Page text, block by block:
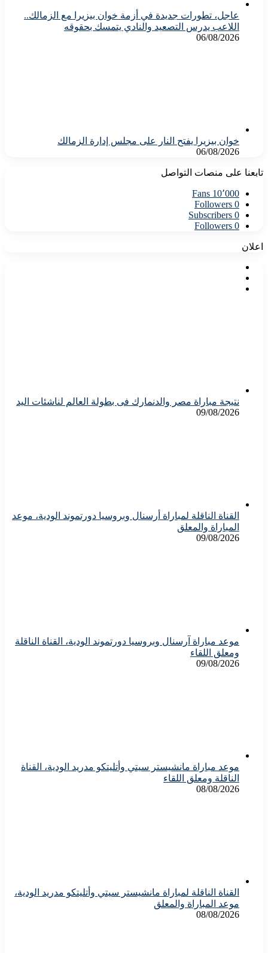
عاجل، تطورات جديدة في أزمة خوان بيزيرا مع الزمالك..
اللاعب يدرس التصعيد والنادي يتمسك بحقوقه
06/08/2026
خوان بيزيرا يفتح النار على مجلس إدارة الزمالك
06/08/2026
تابعنا على منصات التواصل
10٬000 Fans
0
Followers
0
Subscribers
0
Followers
اعلان
نتيجة مباراة مصر والدنمارك فى بطولة العالم لناشئات اليد
09/08/2026
القناة الناقلة لمباراة أرسنال وبروسيا دورتموند الودية، موعد
المباراة والمعلق
09/08/2026
موعد مباراة آرسنال وبروسيا دورتموند الودية، القناة الناقلة
ومعلق اللقاء
09/08/2026
موعد مباراة مانشيستر سيتي وأتليتكو مدريد الودية، القناة
الناقلة ومعلق اللقاء
08/08/2026
القناة الناقلة لمباراة مانشيستر سيتي وأتليتكو مدريد الودية،
موعد المباراة والمعلق
08/08/2026